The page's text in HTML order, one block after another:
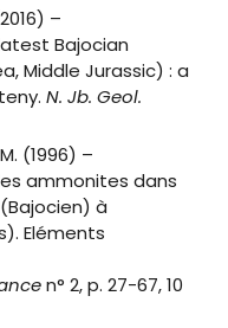
–
Bajocian
Middle Jurassic) : a
N. Jb. Geol.
M. (1996) –
ammonites dans
à
Eléments
n° 2, p. 27-67, 10